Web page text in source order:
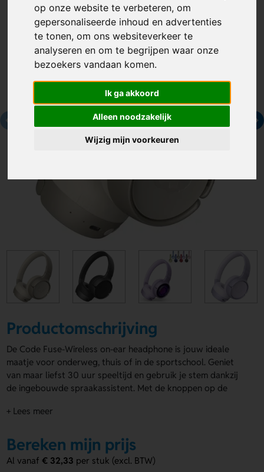
op onze website te verbeteren, om
gepersonaliseerde inhoud en advertenties
te tonen, om ons websiteverkeer te
analyseren en om te begrijpen waar onze
bezoekers vandaan komen.
Ik ga akkoord
Alleen noodzakelijk
Wijzig mijn voorkeuren
Productomschrijving
De Code Fuse-Wireless on-ear headphone is jouw ideale
maatje voor onderweg, thuis of in de sportschool. Geniet
van maar liefst 30 uur speeltijd en gebruik je stem dankzij
de ingebouwde spraakassistent. Met de knoppen op de
De Code Fuse-Wireless on-ear headphone is opvouwbaar en
koptelefoon bedrukken met jouw logo of ontwerp voor
door middel van doming. Klaar voor dagelijks gebruik, waar
je ook bent.
+ Lees meer
Bereken mijn prijs
Al vanaf€ 32,33 per stuk (excl. BTW)